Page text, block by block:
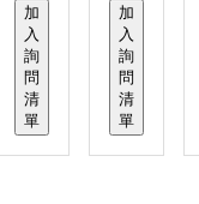
加
入
詢
問
清
單
加
入
詢
問
清
單